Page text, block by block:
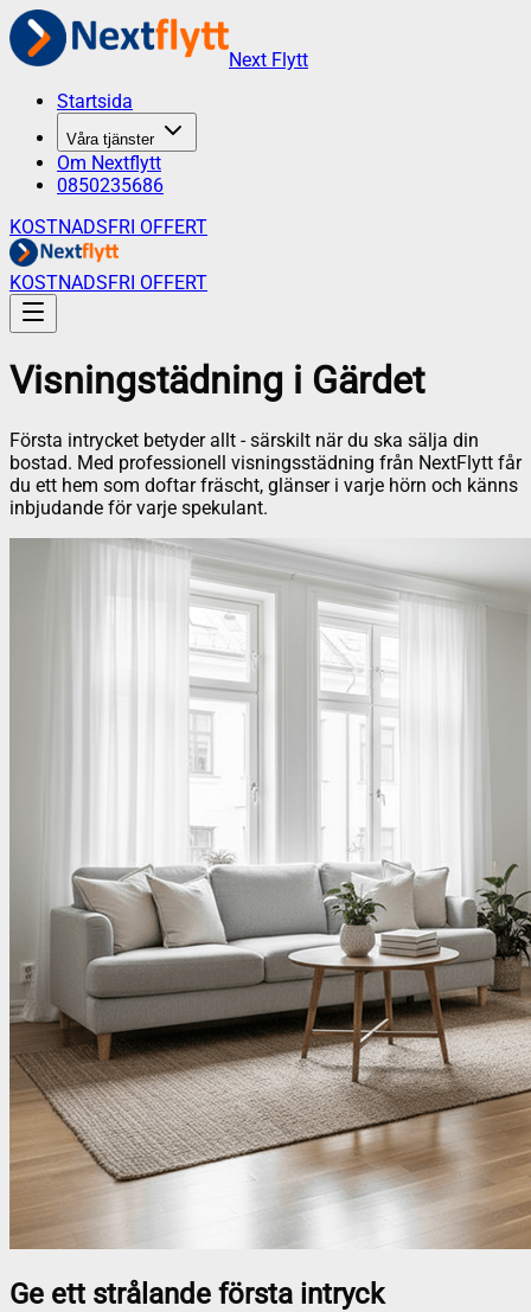
Next Flytt
Startsida
Våra tjänster
Om Nextflytt
0850235686
KOSTNADSFRI OFFERT
KOSTNADSFRI OFFERT
Visningstädning i Gärdet
Första intrycket betyder allt - särskilt när du ska sälja din
bostad. Med professionell visningsstädning från NextFlytt får
du ett hem som doftar fräscht, glänser i varje hörn och känns
inbjudande för varje spekulant.
Ge ett strålande första intryck